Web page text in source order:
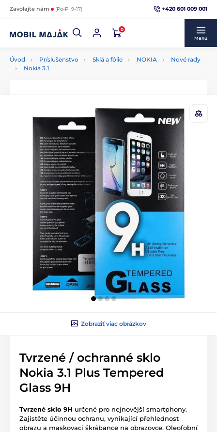
Zavolajte nám (Po-Pi 9-17) +420 601 009 001
0
Menu
Úvod Príslušenstvo Sklá a fólie NOKIA
Nové rady
Nokia 3.1
Zobraziť viac obrázkov
Tvrzené / ochranné sklo
Nokia 3.1 Plus Tempered
Glass 9H
Tvrzené sklo 9H určené pro nejnovější smartphony.
Zajistěte účinnou ochranu, vynikající přehlednost
obrazu a maskovací škrábance na obrazovce. Oleofobní